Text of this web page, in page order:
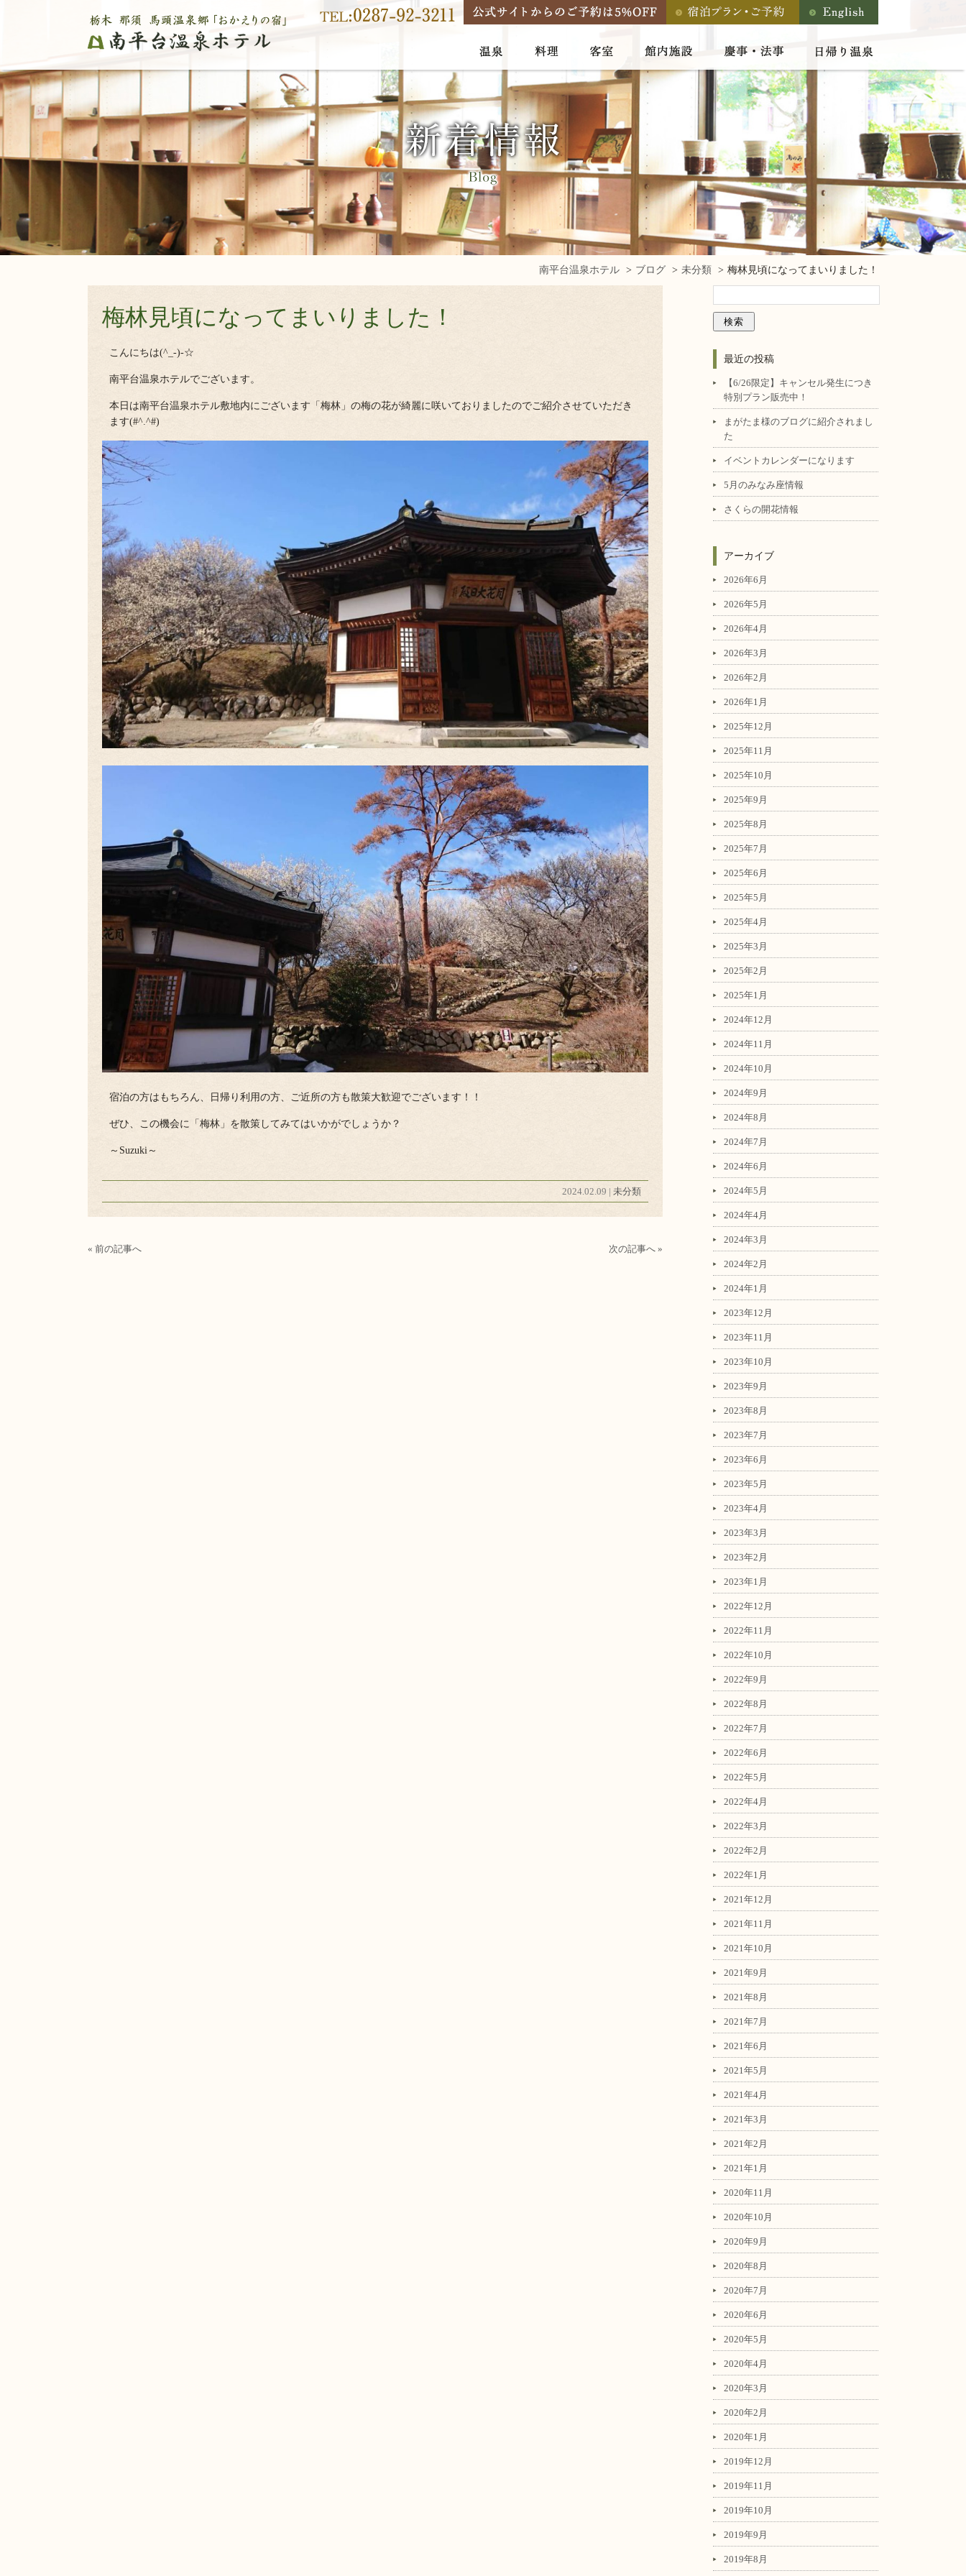
南平台温泉ホテル ブログ 未分類 梅林見頃になってまいりました！
梅林見頃になってまいりました！
こんにちは(^_-)-☆
南平台温泉ホテルでございます。
本日は南平台温泉ホテル敷地内にございます「梅林」の梅の花が綺麗に咲いておりましたのでご紹介させていただき
ます(#^.^#)
宿泊の方はもちろん、日帰り利用の方、ご近所の方も散策大歓迎でございます！！
ぜひ、この機会に「梅林」を散策してみてはいかがでしょうか？
～Suzuki～
2024.02.09 | 未分類
« 前の記事へ 次の記事へ »
最近の投稿
【6/26限定】キャンセル発生につき
特別プラン販売中！
まがたま様のブログに紹介されまし
た
イベントカレンダーになります
5月のみなみ座情報
さくらの開花情報
アーカイブ
2026年6月
2026年5月
2026年4月
2026年3月
2026年2月
2026年1月
2025年12月
2025年11月
2025年10月
2025年9月
2025年8月
2025年7月
2025年6月
2025年5月
2025年4月
2025年3月
2025年2月
2025年1月
2024年12月
2024年11月
2024年10月
2024年9月
2024年8月
2024年7月
2024年6月
2024年5月
2024年4月
2024年3月
2024年2月
2024年1月
2023年12月
2023年11月
2023年10月
2023年9月
2023年8月
2023年7月
2023年6月
2023年5月
2023年4月
2023年3月
2023年2月
2023年1月
2022年12月
2022年11月
2022年10月
2022年9月
2022年8月
2022年7月
2022年6月
2022年5月
2022年4月
2022年3月
2022年2月
2022年1月
2021年12月
2021年11月
2021年10月
2021年9月
2021年8月
2021年7月
2021年6月
2021年5月
2021年4月
2021年3月
2021年2月
2021年1月
2020年11月
2020年10月
2020年9月
2020年8月
2020年7月
2020年6月
2020年5月
2020年4月
2020年3月
2020年2月
2020年1月
2019年12月
2019年11月
2019年10月
2019年9月
2019年8月